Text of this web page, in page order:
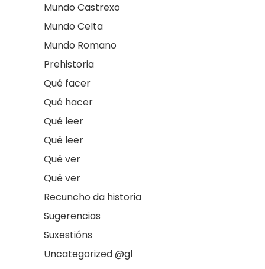
Mundo Castrexo
Mundo Celta
Mundo Romano
Prehistoria
Qué facer
Qué hacer
Qué leer
Qué leer
Qué ver
Qué ver
Recuncho da historia
Sugerencias
Suxestións
Uncategorized @gl